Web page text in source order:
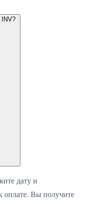
INV?
дату и
оплате. Вы получите